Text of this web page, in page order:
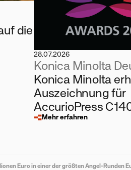
die
28.07.2026
Konica Minolta
Konica Minolta
Auszeichnung für
AccurioPress
Mehr erfahren
Euro in einer der größten Angel-Runden